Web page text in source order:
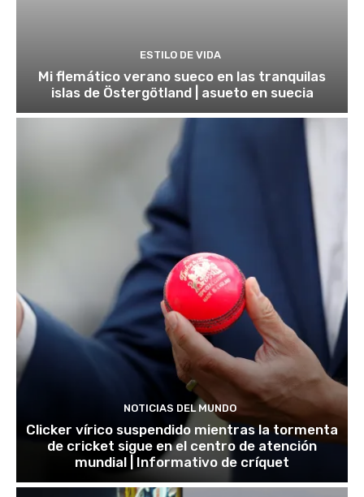
ESTILO DE VIDA
Mi flemático verano sueco en las tranquilas
islas de Östergötland | asueto en suecia
NOTICIAS DEL MUNDO
Clicker vírico suspendido mientras la tormenta
de cricket sigue en el centro de atención
mundial | Informativo de críquet